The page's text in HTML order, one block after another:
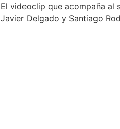
El videoclip que acompaña
Javier Delgado y Santiago